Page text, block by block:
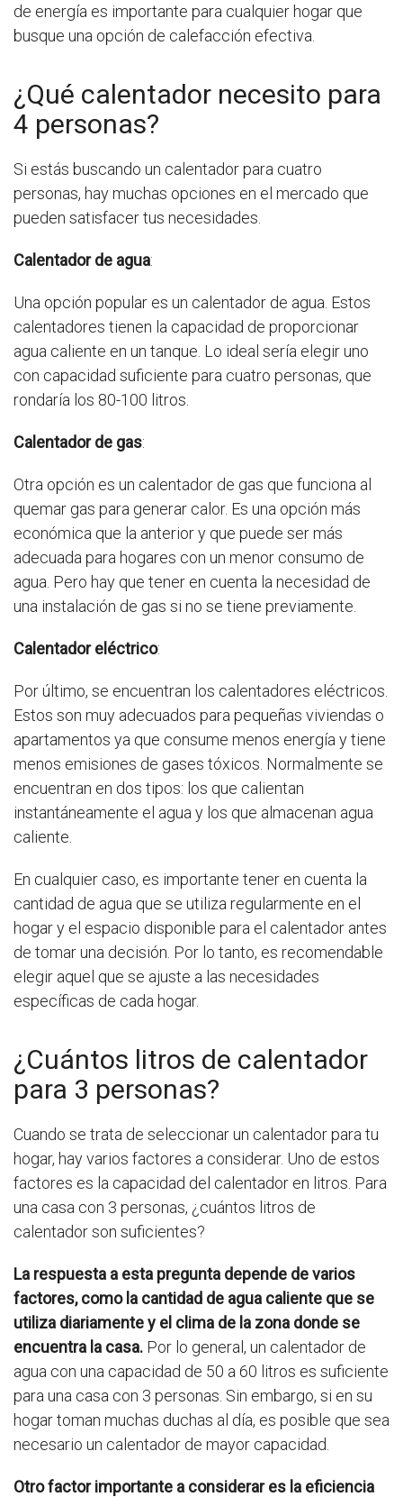
de energía es importante para cualquier hogar que
busque una opción de calefacción efectiva.
¿Qué calentador necesito para
4 personas?
Si estás buscando un calentador para cuatro
personas, hay muchas opciones en el mercado que
pueden satisfacer tus necesidades.
Calentador de agua:
Una opción popular es un calentador de agua. Estos
calentadores tienen la capacidad de proporcionar
agua caliente en un tanque. Lo ideal sería elegir uno
con capacidad suficiente para cuatro personas, que
rondaría los 80-100 litros.
Calentador de gas:
Otra opción es un calentador de gas que funciona al
quemar gas para generar calor. Es una opción más
económica que la anterior y que puede ser más
adecuada para hogares con un menor consumo de
agua. Pero hay que tener en cuenta la necesidad de
una instalación de gas si no se tiene previamente.
Calentador eléctrico:
Por último, se encuentran los calentadores eléctricos.
Estos son muy adecuados para pequeñas viviendas o
apartamentos ya que consume menos energía y tiene
menos emisiones de gases tóxicos. Normalmente se
encuentran en dos tipos: los que calientan
instantáneamente el agua y los que almacenan agua
caliente.
En cualquier caso, es importante tener en cuenta la
cantidad de agua que se utiliza regularmente en el
hogar y el espacio disponible para el calentador antes
de tomar una decisión. Por lo tanto, es recomendable
elegir aquel que se ajuste a las necesidades
específicas de cada hogar.
¿Cuántos litros de calentador
para 3 personas?
Cuando se trata de seleccionar un calentador para tu
hogar, hay varios factores a considerar. Uno de estos
factores es la capacidad del calentador en litros. Para
una casa con 3 personas, ¿cuántos litros de
calentador son suficientes?
La respuesta a esta pregunta depende de varios
factores, como la cantidad de agua caliente que se
utiliza diariamente y el clima de la zona donde se
encuentra la casa. Por lo general, un calentador de
agua con una capacidad de 50 a 60 litros es suficiente
para una casa con 3 personas. Sin embargo, si en su
hogar toman muchas duchas al día, es posible que sea
necesario un calentador de mayor capacidad.
Otro factor importante a considerar es la eficiencia